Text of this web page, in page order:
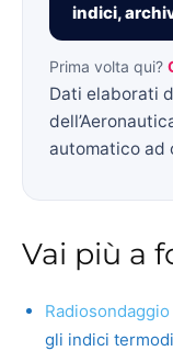
indici,
Prima volta qui?
Dati elaborati
automatico ad
Vai più a
gli indici